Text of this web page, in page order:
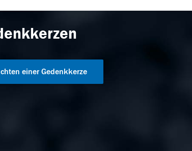
einer Gedenkkerze